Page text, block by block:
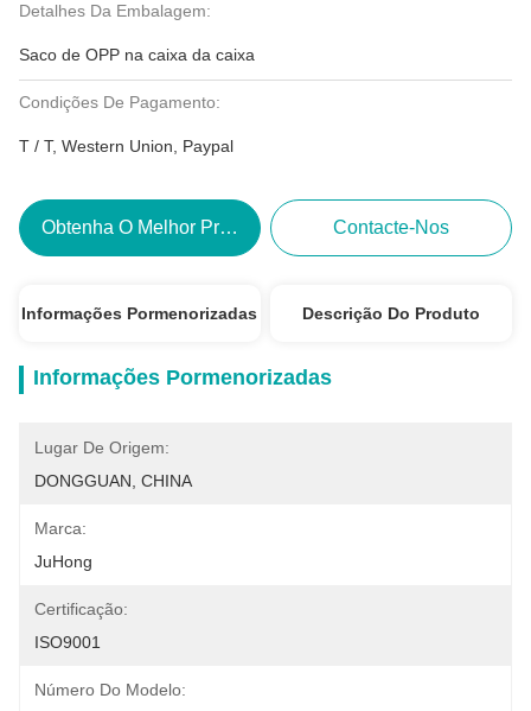
Detalhes Da Embalagem:
Saco de OPP na caixa da caixa
Condições De Pagamento:
T / T, Western Union, Paypal
Obtenha O Melhor Preço Contacte-Nos
Informações Pormenorizadas Descrição Do Produto
Informações Pormenorizadas
Lugar De Origem:
DONGGUAN, CHINA
Marca:
JuHong
Certificação:
ISO9001
Número Do Modelo: